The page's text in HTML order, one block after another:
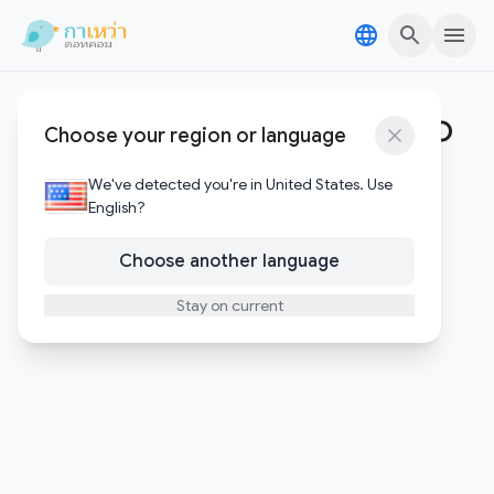
Choose your region or language
We've detected you're in United States. Use
English?
Choose another language
Stay on current
dog hydration on-the-go
บทความ